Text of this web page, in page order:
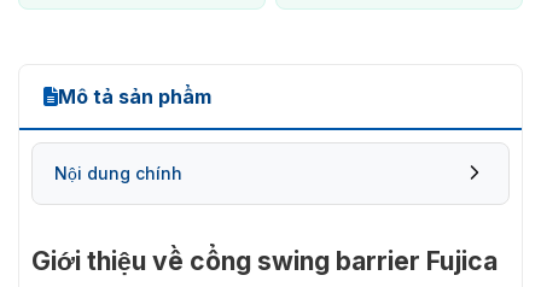
Mô tả sản phẩm
Nội dung chính
Giới thiệu về cổng swing barrier Fujica